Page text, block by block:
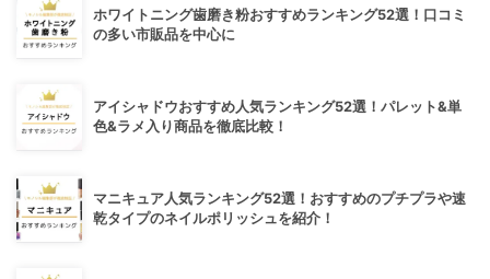
ホワイトニング歯磨き粉おすすめランキング52選！口コミ
の多い市販品を中心に
アイシャドウおすすめ人気ランキング52選！パレット&単
色&ラメ入り商品を徹底比較！
マニキュア人気ランキング52選！おすすめのプチプラや速
乾タイプのネイルポリッシュを紹介！